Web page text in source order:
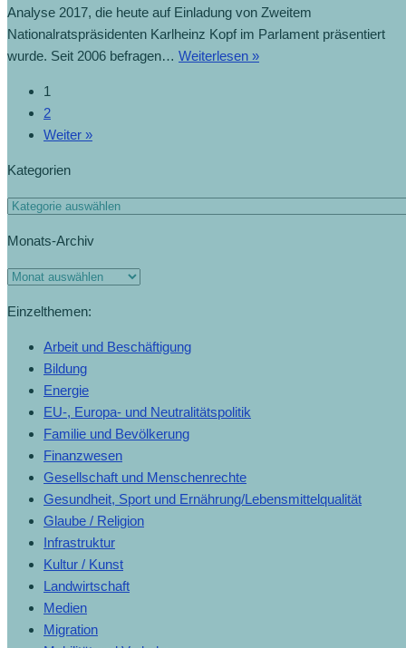
Analyse 2017, die heute auf Einladung von Zweitem
Nationalratspräsidenten Karlheinz Kopf im Parlament präsentiert
wurde. Seit 2006 befragen… Weiterlesen »
1
2
Weiter »
Kategorien
Monats-Archiv
Einzelthemen:
Arbeit und Beschäftigung
Bildung
Energie
EU-, Europa- und Neutralitätspolitik
Familie und Bevölkerung
Finanzwesen
Gesellschaft und Menschenrechte
Gesundheit, Sport und Ernährung/Lebensmittelqualität
Glaube / Religion
Infrastruktur
Kultur / Kunst
Landwirtschaft
Medien
Migration